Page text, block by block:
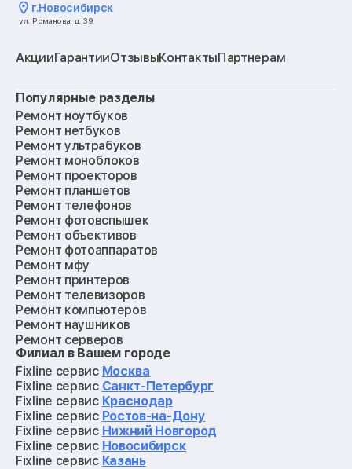
г.Новосибирск
ул. Романова, д. 39
АкцииГарантииОтзывыКонтактыПартнерам
Популярные разделы
Ремонт ноутбуков
Ремонт нетбуков
Ремонт ультрабуков
Ремонт моноблоков
Ремонт проекторов
Ремонт планшетов
Ремонт телефонов
Ремонт фотовспышек
Ремонт объективов
Ремонт фотоаппаратов
Ремонт мфу
Ремонт принтеров
Ремонт телевизоров
Ремонт компьютеров
Ремонт наушников
Ремонт серверов
Ремонт мониторов
Ремонт квадрокоптеров
Ремонт электросамокатов
Ремонт материнских плат
Ремонт видеокарт
Ремонт кофемашин
Ремонт vr систем
Ремонт игровых приставок
Филиал в Вашем городе
Fixline сервис Москва
Fixline сервис Санкт-Петербург
Fixline сервис Краснодар
Fixline сервис Ростов-на-Дону
Fixline сервис Нижний Новгород
Fixline сервис Новосибирск
Fixline сервис Казань